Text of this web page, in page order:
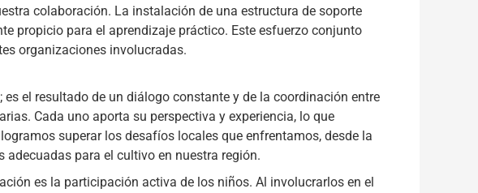
colaboración. La instalación de una estructura de soporte
propicio para el aprendizaje práctico. Este esfuerzo conjunto
organizaciones involucradas.
el resultado de un diálogo constante y de la coordinación entre
Cada uno aporta su perspectiva y experiencia, lo que
superar los desafíos locales que enfrentamos, desde la
para el cultivo en nuestra región.
es la participación activa de los niños. Al involucrarlos en el